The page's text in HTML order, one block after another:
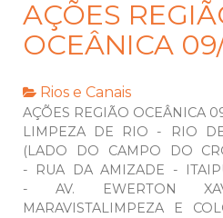
AÇÕES
OCEÂNICA
Rios e Canais
AÇÕES REGIÃO OCEÂNICA
LIMPEZA DE RIO - RIO
(LADO DO CAMPO DO
- RUA DA AMIZADE -
- AV. EWERTON
MARAVISTALIMPEZA E